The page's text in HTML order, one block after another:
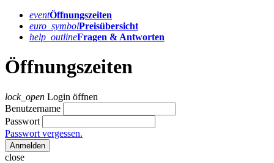
eventÖffnungs­zeiten
euro_symbolPreis­übersicht
help_outlineFragen & Antworten
Öffnungszeiten
lock_open Login öffnen
Benutzername
Passwort
Passwort vergessen.
Anmelden
close